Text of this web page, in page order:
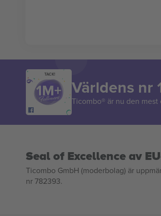
TACK!
Världens nr
Ticombo® är nu den
Seal of Excellence av
Ticombo GmbH (moderbolag) är
nr 782393.